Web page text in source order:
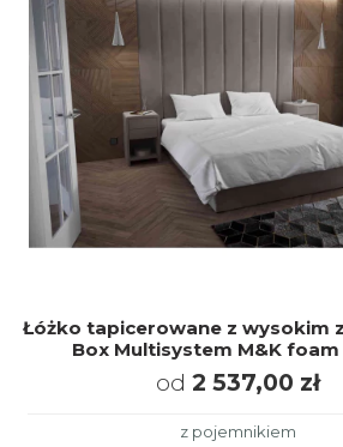
Łóżko tapicerowane z wysokim
Box Multisystem M&K foam
od 2 537,00 zł
z pojemnikiem